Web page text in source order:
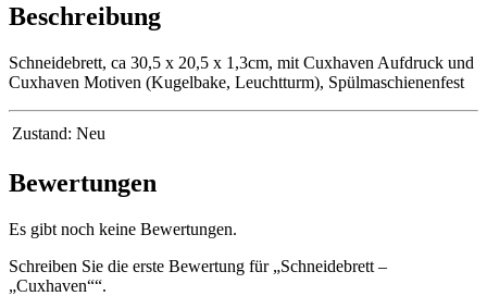
Beschreibung
Schneidebrett, ca 30,5 x 20,5 x 1,3cm, mit Cuxhaven Aufdruck und
Cuxhaven Motiven (Kugelbake, Leuchtturm), Spülmaschienenfest
Zustand: Neu
Bewertungen
Es gibt noch keine Bewertungen.
Schreiben Sie die erste Bewertung für „Schneidebrett –
„Cuxhaven““.